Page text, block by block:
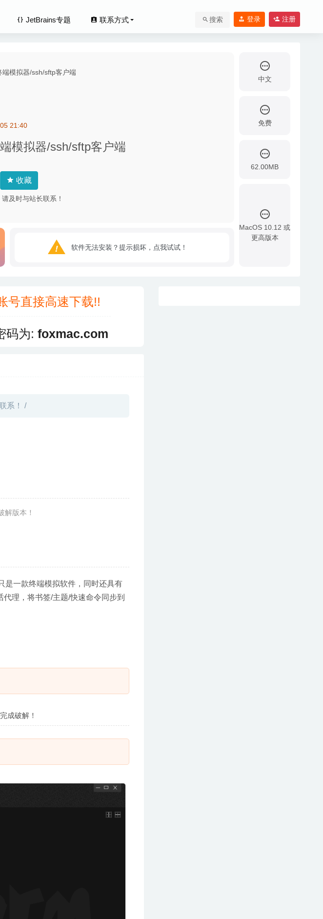
JetBrains专题 联系方式 搜索 登录 注册
21:40
模拟器/ssh/sftp客户端
收藏
及时与站长联系！
中文
免费
62.00MB
MacOS 10.12 或
更高版本
软件无法安装？提示损坏，点我试试！
号直接高速下载!!
码为: foxmac.com
系！ /
解版本！
是一款终端模拟软件，同时还具有
理，将书签/主题/快速命令同步到
成破解！
数据恢复软件 2020-04-27
秀的iPhone设备管理工具
流媒体服务器软件